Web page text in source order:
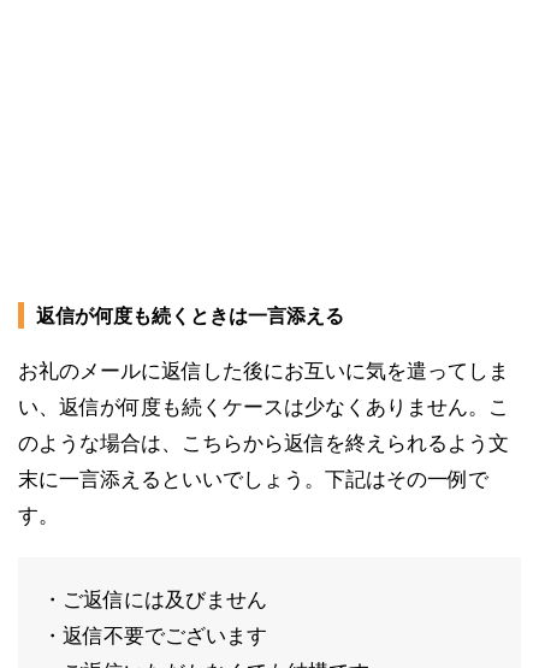
返信が何度も続くときは一言添える
お礼のメールに返信した後にお互いに気を遣ってしま
い、返信が何度も続くケースは少なくありません。こ
のような場合は、こちらから返信を終えられるよう文
末に一言添えるといいでしょう。下記はその一例で
す。
・ご返信には及びません
・返信不要でございます